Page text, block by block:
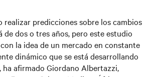
realizar predicciones sobre los cambios
de dos o tres años, pero este estudio
la idea de un mercado en constante
dinámico que se está desarrollando
ha afirmado Giordano Albertazzi,